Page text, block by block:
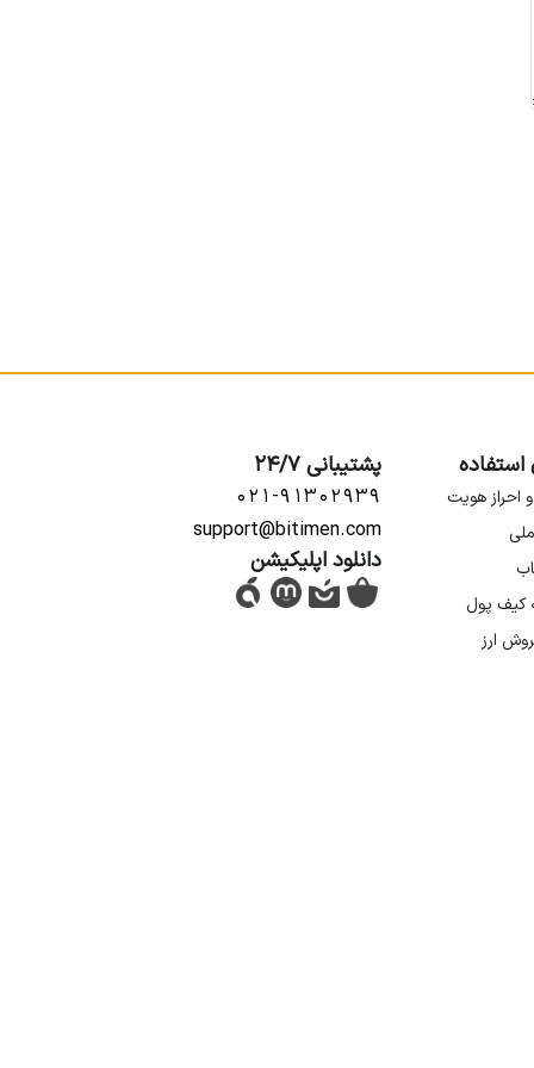
استفاده
احراز هویت
کیف پول
ارز
پشتیبانی 24/7
۰۲۱-۹۱۳۰۲۹۳۹
support@bitimen.com
دانلود اپلیکیشن